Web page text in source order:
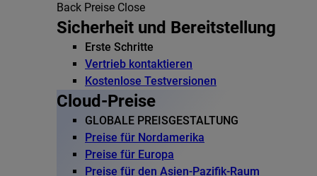
Back Preise Close
Sicherheit und Bereitstellung
Erste Schritte
Vertrieb kontaktieren
Kostenlose Testversionen
Cloud-Preise
GLOBALE PREISGESTALTUNG
Preise für Nordamerika
Preise für Europa
Preise für den Asien-Pazifik-Raum